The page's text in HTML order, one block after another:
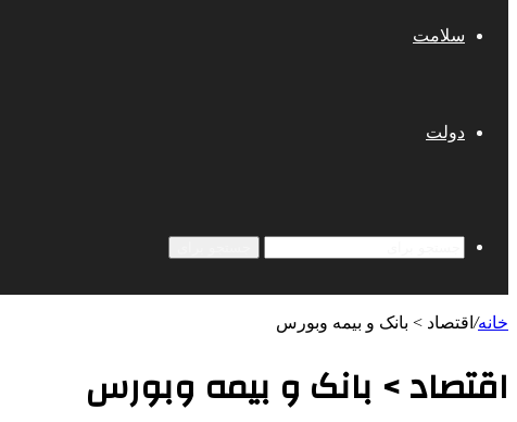
سلامت
دولت
خانه/ اقتصاد > بانک و بیمه وبورس
اقتصاد > بانک و بیمه وبورس